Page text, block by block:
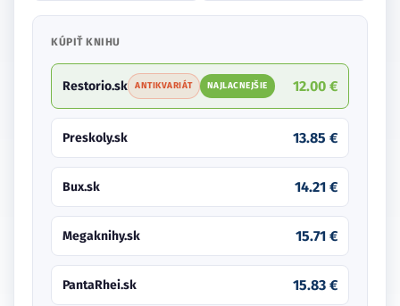
KÚPIŤ KNIHU
Restorio.sk ANTIKVARIÁT NAJLACNEJŠIE 12.00 €
Preskoly.sk 13.85 €
Bux.sk 14.21 €
Megaknihy.sk 15.71 €
PantaRhei.sk 15.83 €